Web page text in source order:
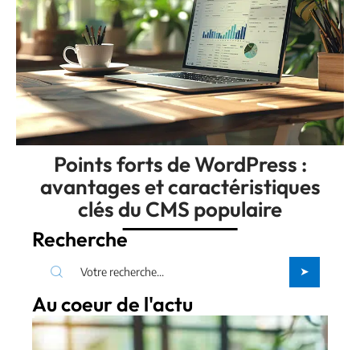
Points forts de WordPress :
avantages et caractéristiques
clés du CMS populaire
Recherche
Au coeur de l'actu